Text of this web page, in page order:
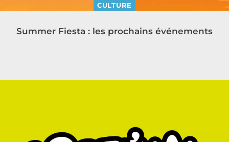
CULTURE
Summer Fiesta : les prochains événements